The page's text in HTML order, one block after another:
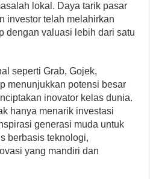
lokal. Daya tarik pasar
investor telah melahirkan
dengan valuasi lebih dari satu
seperti Grab, Gojek,
menunjukkan potensi besar
inovator kelas dunia.
hanya menarik investasi
generasi muda untuk
berbasis teknologi,
yang mandiri dan